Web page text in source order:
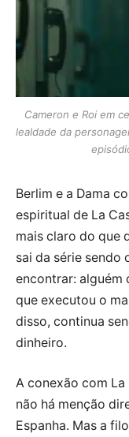
Cameron e Roi em
lealdade da
Berlim e a Dama
espiritual de La
mais claro do que
sai da série sendo
encontrar: alguém
que executou o
disso, continua
dinheiro.
A conexão com
não há menção
Espanha. Mas a